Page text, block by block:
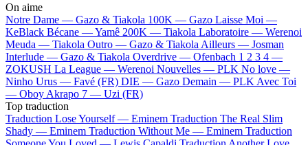
On aime
Notre Dame — Gazo & Tiakola 100K — Gazo Laisse Moi —
KeBlack Bécane —Yamê 200K — Tiakola Laboratoire — Werenoi
Meuda — Tiakola Outro — Gazo & Tiakola Ailleurs — Josman
Interlude — Gazo & Tiakola Overdrive — Ofenbach 1 2 3 4 —
ZOKUSH La League — Werenoi Nouvelles — PLK No love —
Ninho Urus — Favé (FR) DIE — Gazo Demain — PLK Avec Toi
— Oboy Akrapo 7 — Uzi (FR)
Top traduction
Traduction Lose Yourself — Eminem Traduction The Real Slim
Shady — Eminem Traduction Without Me — Eminem Traduction